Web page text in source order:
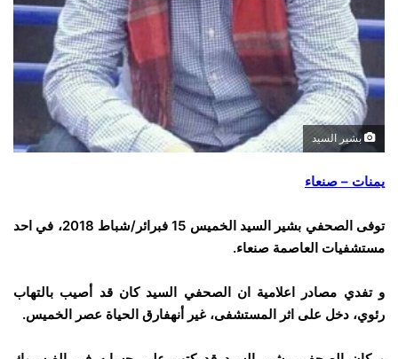
بشير السيد
يمنات – صنعاء
توفى الصحفي بشير السيد الخميس 15 فبرائر/شباط 2018، في احد
مستشفيات العاصمة صنعاء.
و تفدي مصادر اعلامية ان الصحفي السيد كان قد أصيب بالتهاب
رئوي، دخل على اثر المستشفى، غير أنهفارق الحياة عصر الخميس.